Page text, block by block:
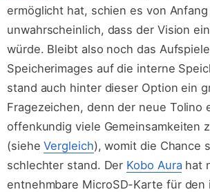
ermöglicht hat, schien es von Anfang
unwahrscheinlich, dass der Vision
würde. Bleibt also noch das
Speicherimages auf die interne
stand auch hinter dieser Option ein
Fragezeichen, denn der neue Tolino
offenkundig viele Gemeinsamkeiten
(sieheVergleich), womit die Chance
schlechter stand. Der Kobo Aura hat
entnehmbare MicroSD-Karte für den